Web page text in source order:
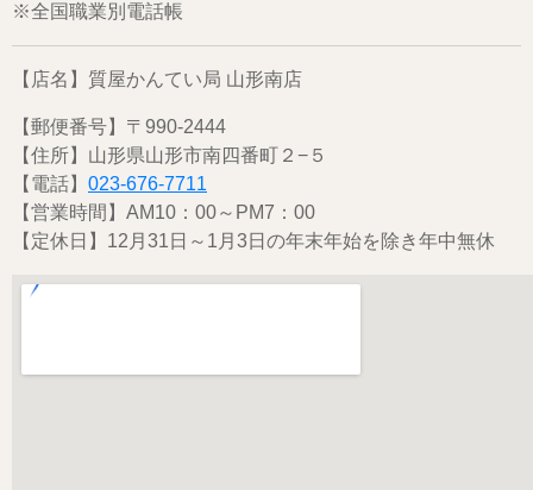
※全国職業別電話帳
【店名】質屋かんてい局 山形南店
【郵便番号】〒990-2444
【住所】山形県山形市南四番町２−５
【電話】 023-676-7711
【営業時間】AM10：00～PM7：00
【定休日】12月31日～1月3日の年末年始を除き年中無休